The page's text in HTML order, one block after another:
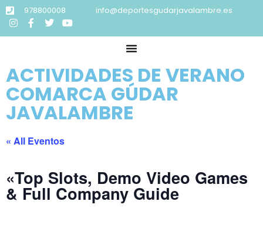
978800008 info@deportesgudarjavalambre.es
ACTIVIDADES DE VERANO
COMARCA GÚDAR
JAVALAMBRE
« All Eventos
«Top Slots, Demo Video Games
& Full Company Guide